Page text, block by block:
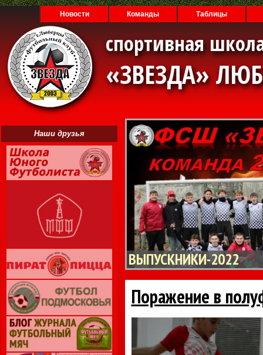
Новости Команды Таблицы
спортивная
«ЗВЕЗДА»
Наши друзья
ВЫПУСКНИКИ-2022
Поражение в